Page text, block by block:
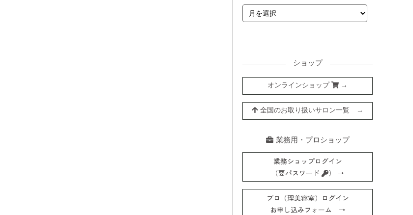
ショップ
オンラインショップ →
全国のお取り扱いサロン一覧 →
業務用・プロショップ
業務ショップログイン
（要パスワード
） →
プロ（理美容室）ログイン
お申し込みフォーム →